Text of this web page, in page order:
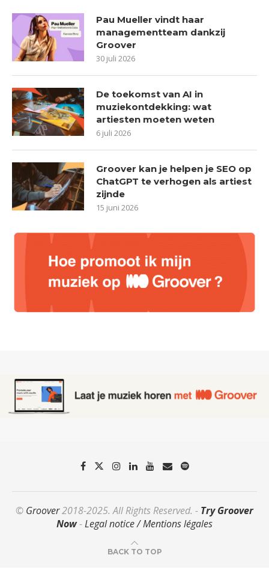
Pau Mueller vindt haar
managementteam dankzij
Groover
30 juli 2026
De toekomst van AI in
muziekontdekking: wat
artiesten moeten weten
6 juli 2026
Groover kan je helpen je SEO op
ChatGPT te verhogen als artiest
zijnde
15 juni 2026
© Groover2018-2025. All Rights Reserved. - Try Groover
Now-Legal notice / Mentions légales
BACK TO TOP